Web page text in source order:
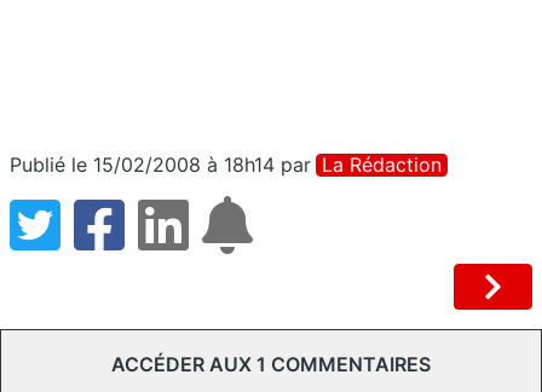
Publié le 15/02/2008 à 18h14 par La Rédaction
ACCÉDER AUX 1 COMMENTAIRES